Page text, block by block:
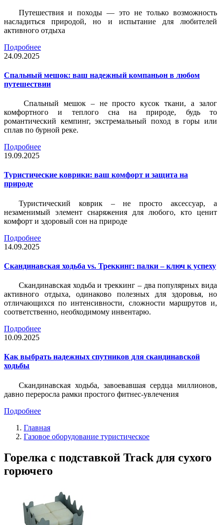
Путешествия и походы — это не только возможность
насладиться природой, но и испытание для любителей
активного отдыха
Подробнее
24.09.2025
Спальный мешок: ваш надежный компаньон в любом
путешествии
Спальный мешок – не просто кусок ткани, а залог
комфортного и теплого сна на природе, будь то
романтический кемпинг, экстремальный поход в горы или
сплав по бурной реке.
Подробнее
19.09.2025
Туристические коврики: ваш комфорт и защита на
природе
Туристический коврик – не просто аксессуар, а
незаменимый элемент снаряжения для любого, кто ценит
комфорт и здоровый сон на природе
Подробнее
14.09.2025
Скандинавская ходьба vs. Треккинг: палки – ключ к успеху
Скандинавская ходьба и треккинг – два популярных вида
активного отдыха, одинаково полезных для здоровья, но
отличающихся по интенсивности, сложности маршрутов и,
соответственно, необходимому инвентарю.
Подробнее
10.09.2025
Как выбрать надежных спутников для скандинавской
ходьбы
Скандинавская ходьба, завоевавшая сердца миллионов,
давно переросла рамки простого фитнес-увлечения
Подробнее
Главная
Газовое оборудование туристическое
Горелка с подставкой Track для сухого
горючего